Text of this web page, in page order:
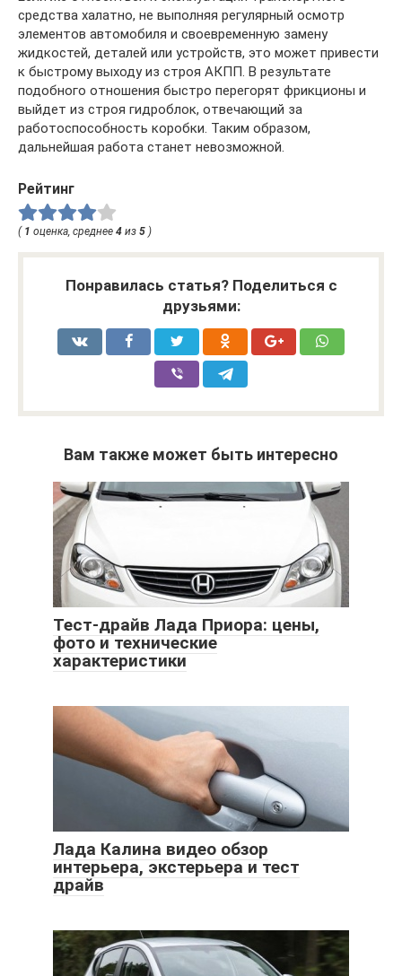
средства халатно, не выполняя регулярный осмотр
элементов автомобиля и своевременную замену
жидкостей, деталей или устройств, это может привести
к быстрому выходу из строя АКПП. В результате
подобного отношения быстро перегорят фрикционы и
выйдет из строя гидроблок, отвечающий за
работоспособность коробки. Таким образом,
дальнейшая работа станет невозможной.
Рейтинг
( 1 оценка, среднее 4 из 5 )
Понравилась статья? Поделиться с
друзьями:
Вам также может быть интересно
Тест-драйв Лада Приора: цены,
фото и технические
характеристики
Лада Калина видео обзор
интерьера, экстерьера и тест
драйв